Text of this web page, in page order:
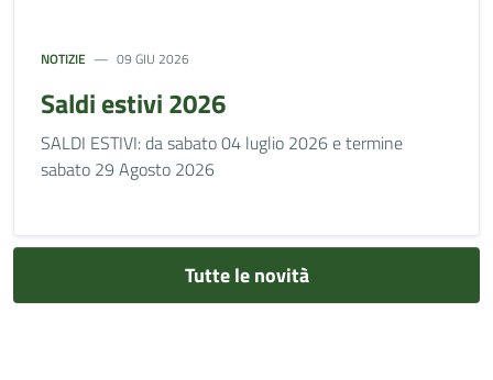
NOTIZIE 09 GIU 2026
Saldi estivi 2026
SALDI ESTIVI: da sabato 04 luglio 2026 e termine
sabato 29 Agosto 2026
Tutte le novità